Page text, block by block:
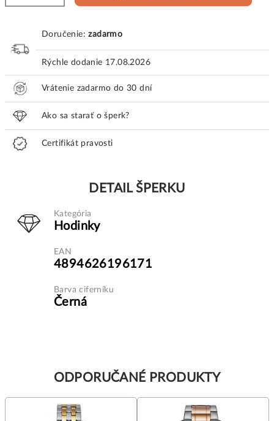
Doručenie:zadarmo
Rýchle dodanie 17.08.2026
Vrátenie zadarmo do 30 dní
Ako sa starať o šperk?
Certifikát pravosti
DETAIL ŠPERKU
Kategória
Hodinky
EAN
4894626196171
Barva ciferníku
Černá
ODPORUČANÉ PRODUKTY